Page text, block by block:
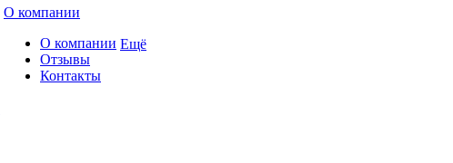
О компании
О компании
Отзывы
Контакты
Ещё